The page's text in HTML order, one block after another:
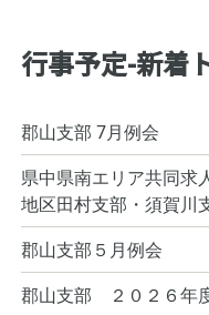
行事予定-新着
郡山支部 7月例会
県中県南エリア共同求
地区田村支部・須賀
郡山支部５月例会
郡山支部 ２０２６年